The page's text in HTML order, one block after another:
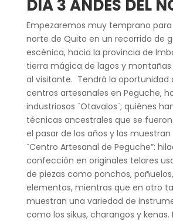
DÍA 3 ANDES DEL
Empezaremos muy temprano
norte de Quito en un recorrido de
escénica, hacia la provincia de
tierra mágica de lagos y
al visitante. Tendrá la oportunidad
centros artesanales en Peguche,
industriosos ¨Otavalos¨; quiénes
técnicas ancestrales que se
el pasar de los años y las
¨Centro Artesanal de Peguche”:
confección en originales telares
de piezas como ponchos,
elementos, mientras que en otro
muestran una variedad de
como los sikus, charangos y kenas.